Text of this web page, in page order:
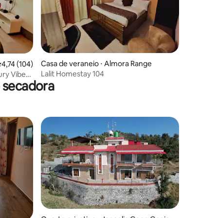
de uma avaliação média de 5, 104 avaliações
4,74 (104)
Vibes
Casa de veraneio ⋅ Almora Range
Lalit Homestay 104